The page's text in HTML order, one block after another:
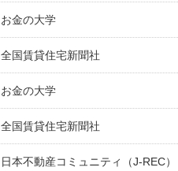
お金の大学
全国賃貸住宅新聞社
お金の大学
全国賃貸住宅新聞社
日本不動産コミュニティ（J-REC）